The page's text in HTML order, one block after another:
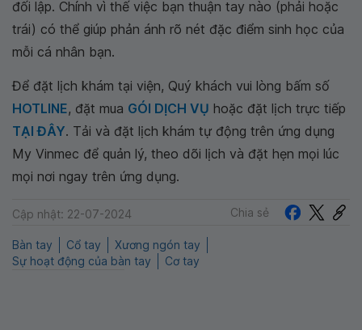
đối lập. Chính vì thế việc bạn thuận tay nào (phải hoặc
trái) có thể giúp phản ánh rõ nét đặc điểm sinh học của
mỗi cá nhân bạn.
Để đặt lịch khám tại viện, Quý khách vui lòng bấm số
HOTLINE, đặt mua GÓI DỊCH VỤ hoặc đặt lịch trực tiếp
TẠI ĐÂY. Tải và đặt lịch khám tự động trên ứng dụng
My Vinmec để quản lý, theo dõi lịch và đặt hẹn mọi lúc
mọi nơi ngay trên ứng dụng.
Cập nhật: 22-07-2024 Chia sẻ
Bàn tay Cổ tay
Xương ngón tay
Sự hoạt động của bàn tay
Cơ tay